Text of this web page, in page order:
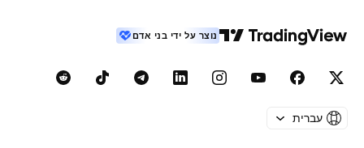
נוצר על ידי בני אדם
עברית